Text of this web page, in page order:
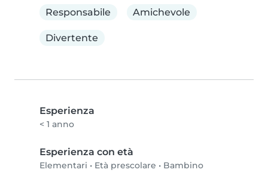
Responsabile
Amichevole
Divertente
Esperienza
< 1 anno
Esperienza con età
Elementari • Età prescolare • Bambino